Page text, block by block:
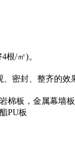
根/㎡)。
密封、整齐的效
棉板，金属幕墙
PU板